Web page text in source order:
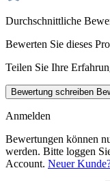
Durchschnittliche
Bewerten Sie dieses
Teilen Sie Ihre
Bewertung schreiben
Anmelden
Bewertungen können
werden. Bitte loggen
Account. Neuer